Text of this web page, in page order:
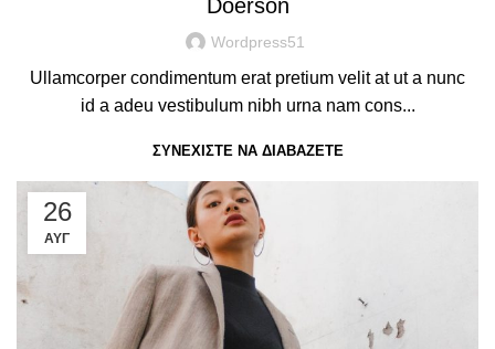
Doerson
Wordpress51
Ullamcorper condimentum erat pretium velit at ut a nunc
id a adeu vestibulum nibh urna nam cons...
ΣΥΝΕΧΊΣΤΕ ΝΑ ΔΙΑΒΆΖΕΤΕ
26
ΑΥΓ